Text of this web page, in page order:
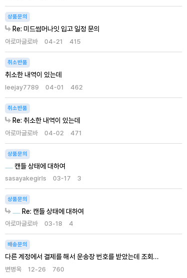
상품문의
Re: 미드썸머나잇 입고 일정 문의
아로마글로바 04-21 415
취소반품
취소한 내역이 있는데
leejay7789 04-01 462
취소반품
Re: 취소한 내역이 있는데
아로마글로바 04-02 471
상품문의
캔들 상태에 대하여
sasayakegirls 03-17 3
상품문의
Re: 캔들 상태에 대하여
아로마글로바 03-18 4
배송문의
다른 계정에서 결제를 해서 운송장 번호를 받았는데 조회…
변병욱 12-26 760